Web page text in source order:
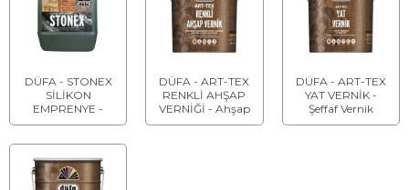
DÜFA - STONEX
SİLİKON
EMPRENYE -
Emprenye
DÜFA - ART-TEX
RENKLİ AHŞAP
VERNİĞİ - Ahşap
Verniği
DÜFA - ART-TEX
YAT VERNİK -
Şeffaf Vernik